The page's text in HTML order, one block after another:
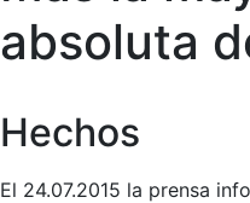
absoluta
Hechos
El 24.07.2015 la prensa